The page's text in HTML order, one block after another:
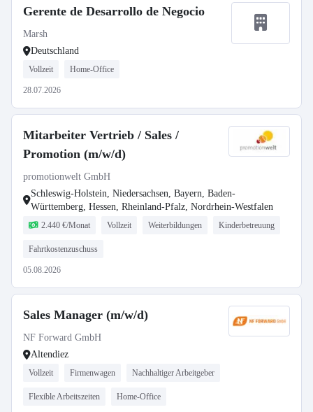
Gerente de Desarrollo de Negocio
Marsh
Deutschland
Vollzeit Home-Office
28.07.2026
Mitarbeiter Vertrieb / Sales /
Promotion (m/w/d)
promotionwelt GmbH
Schleswig-Holstein, Niedersachsen, Bayern, Baden-
Württemberg, Hessen, Rheinland-Pfalz, Nordrhein-Westfalen
2.440 €/Monat Vollzeit Weiterbildungen Kinderbetreuung
Fahrtkostenzuschuss
05.08.2026
Sales Manager (m/w/d)
NF Forward GmbH
Altendiez
Vollzeit Firmenwagen Nachhaltiger Arbeitgeber
Flexible Arbeitszeiten Home-Office